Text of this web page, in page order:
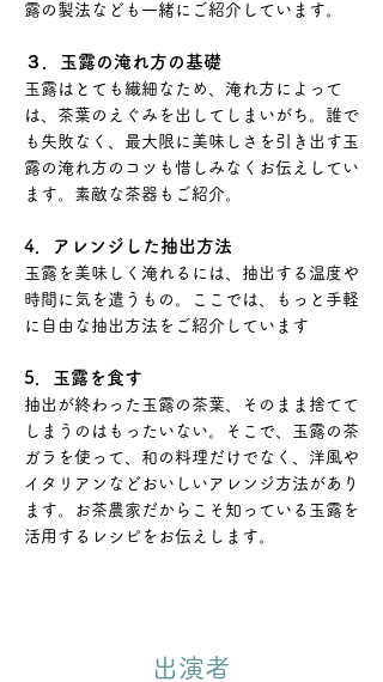
露の製法なども一緒にご紹介し ています。
３．玉露の淹れ方の基礎
玉露はとても繊細なため、淹れ方によって
は、茶葉のえぐみを出してしまいがち。誰で
も失敗なく、最大限に美味しさを引き出す玉
露の淹れ方のコツも惜しみなくお伝えしてい
ます。 素敵な茶器もご紹介。
4．アレンジした抽出方法
玉露を美味しく淹れるには、抽出する温度や
時間に気を遣うもの。ここでは、もっと手軽
に自由な抽出方法をご紹介しています
5．玉露を食す
抽出が終わった玉露の茶葉、そのまま捨てて
しまうのはもったいない。そこで、玉露の茶
ガラを使って、和の料理だけでなく、洋風や
イタリアンなどおいしいアレンジ方法があり
ます。お茶農家だからこそ知っている玉露を
活用するレシピをお伝えします。
出演者